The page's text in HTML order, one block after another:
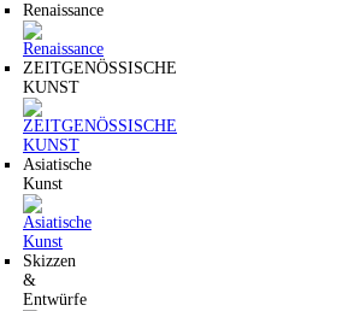
Renaissance
ZEITGENÖSSISCHE
KUNST
Asiatische
Kunst
Skizzen
&
Entwürfe